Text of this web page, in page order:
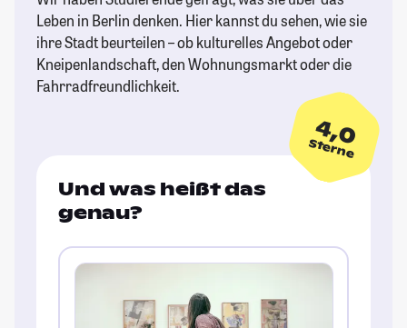
Leben in Berlin denken. Hier kannst du sehen, wie sie
ihre Stadt beurteilen – ob kulturelles Angebot oder
Kneipenlandschaft, den Wohnungsmarkt oder die
Fahrradfreundlichkeit.
4,0
Sterne
Und was heißt das
genau?